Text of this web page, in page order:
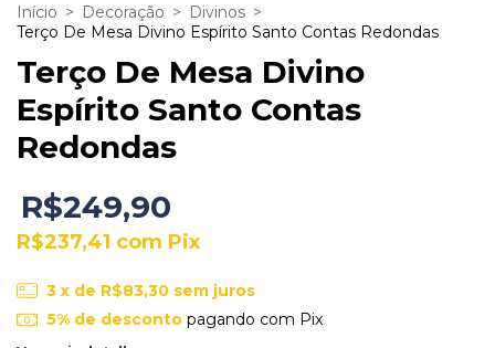
Início > Decoração > Divinos >
Terço De Mesa Divino Espírito Santo Contas Redondas
Terço De Mesa Divino
Espírito Santo Contas
Redondas
R$249,90
R$237,41 com Pix
3 x de R$83,30 sem juros
5% de descontopagando com Pix